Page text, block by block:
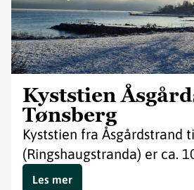
Kyststien
Tønsberg
Kyststien fra Åsgårdstrand
(Ringshaugstranda) er ca.
Les mer